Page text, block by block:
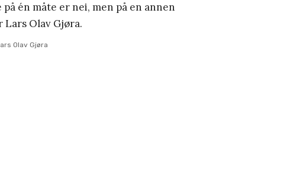
én måte er nei, men på en annen
Lars Olav Gjøra.
Olav Gjøra